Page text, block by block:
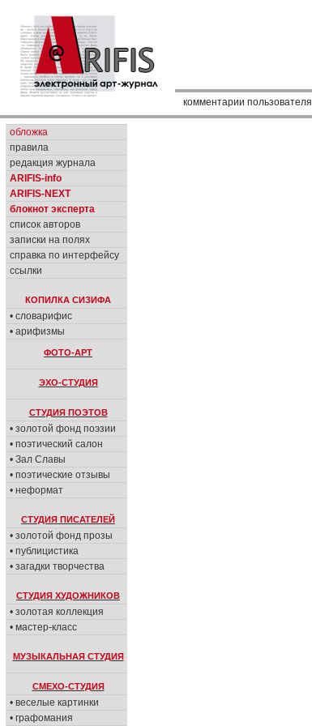
комментарии пользователя
обложка
правила
редакция журнала
ARIFIS-info
ARIFIS-NEXT
блокнот эксперта
список авторов
записки на полях
справка по интерфейсу
ссылки
КОПИЛКА СИЗИФА
• словарифис
• арифизмы
ФОТО-АРТ
ЭХО-СТУДИЯ
СТУДИЯ ПОЭТОВ
• золотой фонд поэзии
• поэтический салон
• Зал Славы
• поэтические отзывы
• неформат
СТУДИЯ ПИСАТЕЛЕЙ
• золотой фонд прозы
• публицистика
• загадки творчества
СТУДИЯ ХУДОЖНИКОВ
• золотая коллекция
• мастер-класс
МУЗЫКАЛЬНАЯ СТУДИЯ
СМЕХО-СТУДИЯ
• веселые картинки
• графомания